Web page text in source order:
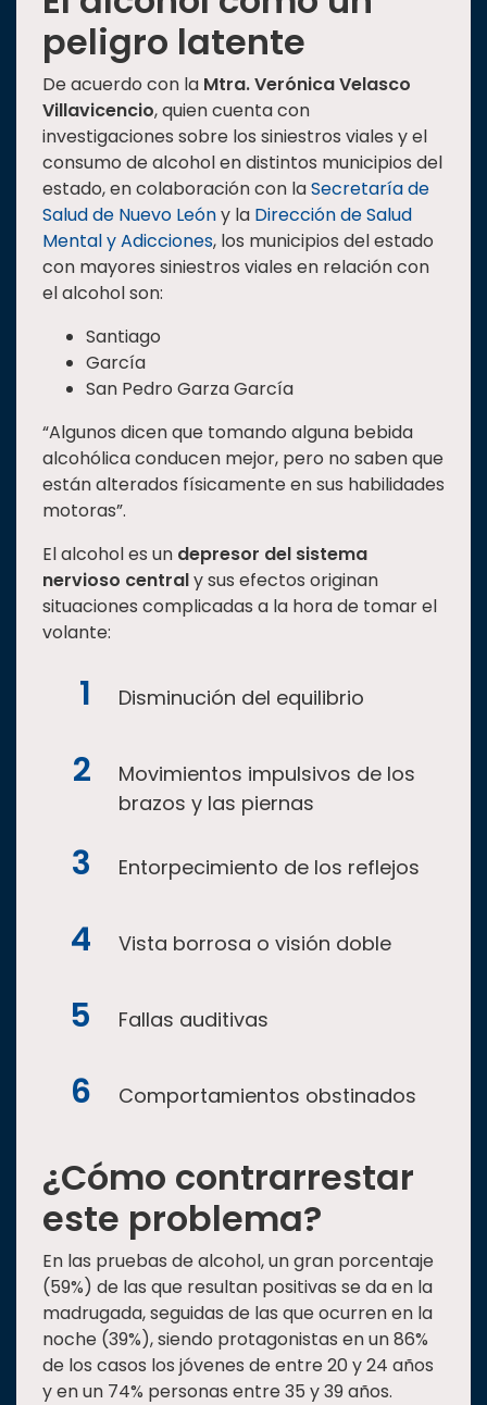
peligro latente
De acuerdo con la Mtra. Verónica Velasco
Villavicencio, quien cuenta con
investigaciones sobre los siniestros viales y el
consumo de alcohol en distintos municipios del
estado, en colaboración con laSecretaría de
Salud de Nuevo Leóny la Dirección de Salud
Mental y Adicciones, los municipios del estado
con mayores siniestros viales en relación con
el alcohol son:
Santiago
García
San Pedro Garza García
“Algunos dicen que tomando alguna bebida
alcohólica conducen mejor, pero no saben que
están alterados físicamente en sus habilidades
motoras”.
El alcohol es un depresor del sistema
nervioso centraly sus efectos originan
situaciones complicadas a la hora de tomar el
volante:
Disminución del equilibrio
Movimientos impulsivos de los
brazos y las piernas
Entorpecimiento de los reflejos
Vista borrosa o visión doble
Fallas auditivas
Comportamientos obstinados
¿Cómo contrarrestar
este problema?
En las pruebas de alcohol, un gran porcentaje
(59%) de las que resultan positivas se da en la
madrugada, seguidas de las que ocurren en la
noche (39%), siendo protagonistas en un 86%
de los casos los jóvenes de entre 20 y 24 años
y en un 74% personas entre 35 y 39 años.